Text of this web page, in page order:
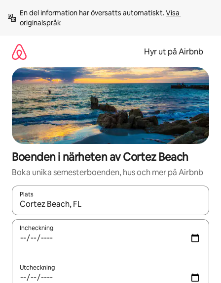
innehåll
En del information har översatts automatiskt. Visa
originalspråk
Hyr ut på Airbnb
Boenden i närheten av Cortez Beach
Boka unika semesterboenden, hus och mer på Airbnb
Plats
När resultaten är tillgängliga kan du navigera med upp- och
Incheckning
Utcheckning